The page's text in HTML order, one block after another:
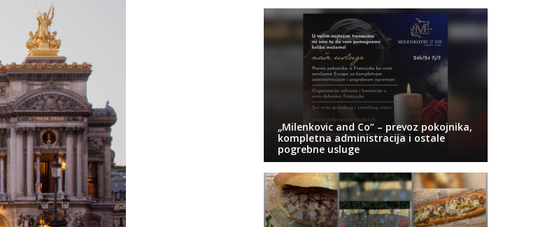
„Milenkovic and Co“ – prevoz pokojnika,
kompletna administracija i ostale
pogrebne usluge